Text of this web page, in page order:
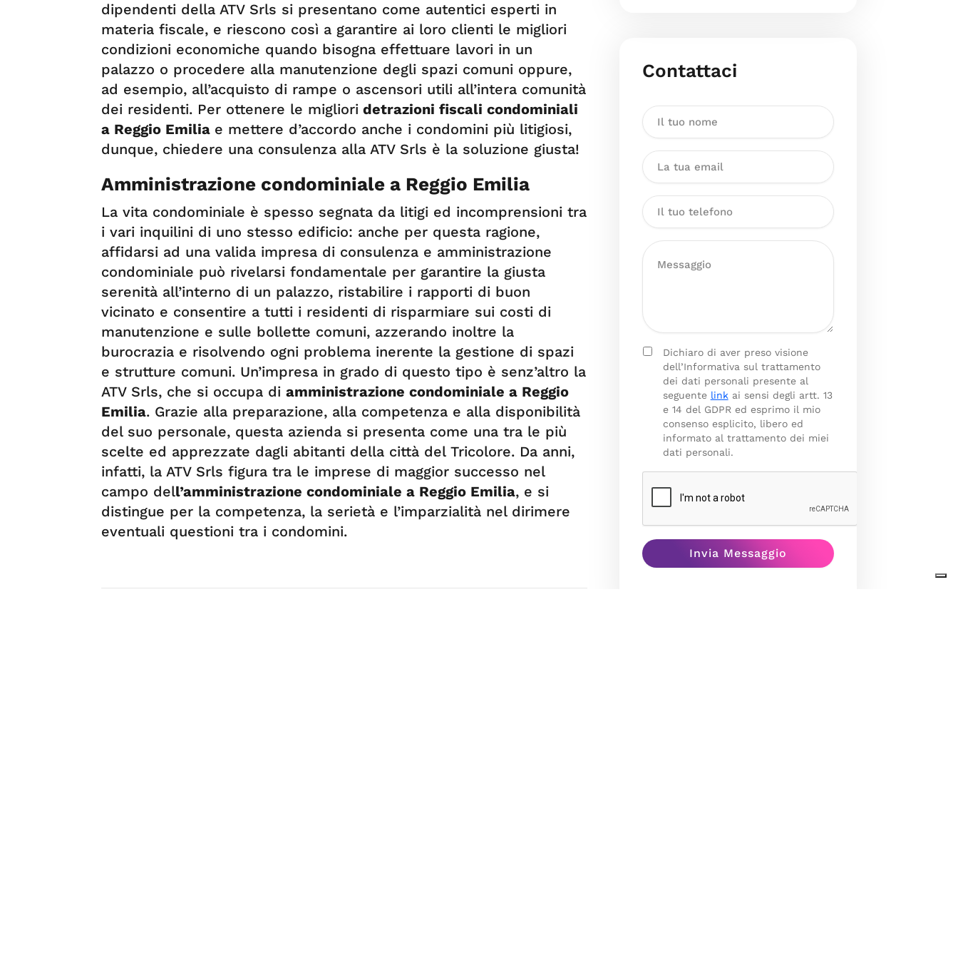
dipendenti della ATV Srls si presentano come autentici esperti in
materia fiscale, e riescono così a garantire ai loro clienti le migliori
condizioni economiche quando bisogna effettuare lavori in un
palazzo o procedere alla manutenzione degli spazi comuni oppure,
ad esempio, all’acquisto di rampe o ascensori utili all’intera comunità
dei residenti. Per ottenere le migliori detrazioni fiscali condominiali
a Reggio Emilia e mettere d’accordo anche i condomini più litigiosi,
dunque, chiedere una consulenza alla ATV Srls è la soluzione giusta!
Amministrazione condominiale a Reggio Emilia
La vita condominiale è spesso segnata da litigi ed incomprensioni tra
i vari inquilini di uno stesso edificio: anche per questa ragione,
affidarsi ad una valida impresa di consulenza e amministrazione
condominiale può rivelarsi fondamentale per garantire la giusta
serenità all’interno di un palazzo, ristabilire i rapporti di buon
vicinato e consentire a tutti i residenti di risparmiare sui costi di
manutenzione e sulle bollette comuni, azzerando inoltre la
burocrazia e risolvendo ogni problema inerente la gestione di spazi
e strutture comuni. Un’impresa in grado di questo tipo è senz’altro la
ATV Srls, che si occupa di amministrazione condominiale a Reggio
Emilia. Grazie alla preparazione, alla competenza e alla disponibilità
del suo personale, questa azienda si presenta come una tra le più
scelte ed apprezzate dagli abitanti della città del Tricolore. Da anni,
infatti, la ATV Srls figura tra le imprese di maggior successo nel
campo dell’amministrazione condominiale a Reggio Emilia, e si
distingue per la competenza, la serietà e l’imparzialità nel dirimere
eventuali questioni tra i condomini.
Contattaci
Dichiaro di aver preso visione
dell’Informativa sul trattamento
dei dati personali presente al
seguente linkai sensi degli artt. 13
e 14 del GDPR ed esprimo il mio
consenso esplicito, libero ed
informato al trattamento dei miei
dati personali.